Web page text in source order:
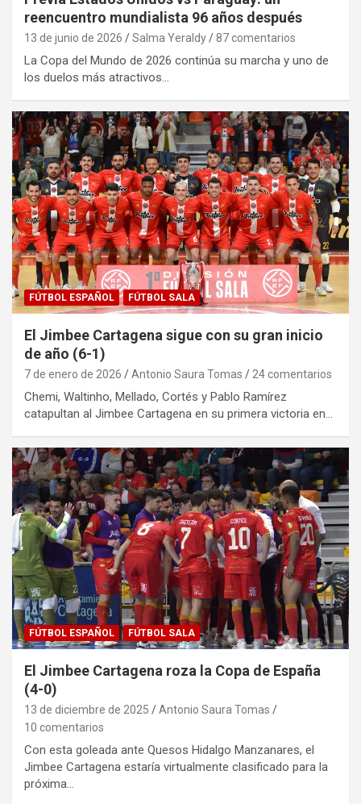
reencuentro mundialista 96 años después
13 de junio de 2026 Salma Yeraldy 87 comentarios
La Copa del Mundo de 2026 continúa su marcha y uno de
los duelos más atractivos…
FÚTBOL ESPAÑOL FÚTBOL SALA
El Jimbee Cartagena sigue con su gran inicio
de año (6-1)
7 de enero de 2026 Antonio Saura Tomas 24 comentarios
Chemi, Waltinho, Mellado, Cortés y Pablo Ramírez
catapultan al Jimbee Cartagena en su primera victoria en…
FÚTBOL ESPAÑOL FÚTBOL SALA
El Jimbee Cartagena roza la Copa de España
(4-0)
13 de diciembre de 2025
Antonio Saura Tomas
10 comentarios
Con esta goleada ante Quesos Hidalgo Manzanares, el
Jimbee Cartagena estaría virtualmente clasificado para la
próxima…